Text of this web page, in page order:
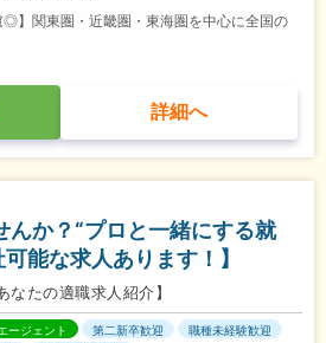
◎】関東圏・近畿圏・東海圏を中心に全国の
詳細へ
んか？“プロと一緒にする就
能な求人あります！】
なたの適職求人紹介】
ージェント 第二新卒歓迎
職種未経験歓迎